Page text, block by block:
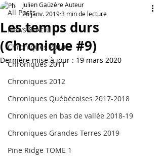
All Posts
News & Actu
Chroniques 2010
Chroniques 2011
Chroniques 2012
Chroniques Québécoises 2017-2018
Chroniques en bas de vallée 2018-19
Chroniques Grandes Terres 2019
Pine Ridge TOME 1
Les temps durs
(Chronique #9)
Julien Gaüzère Auteur
26 janv. 20193 min de lecture
Dernière mise à jour : 19 mars 2020